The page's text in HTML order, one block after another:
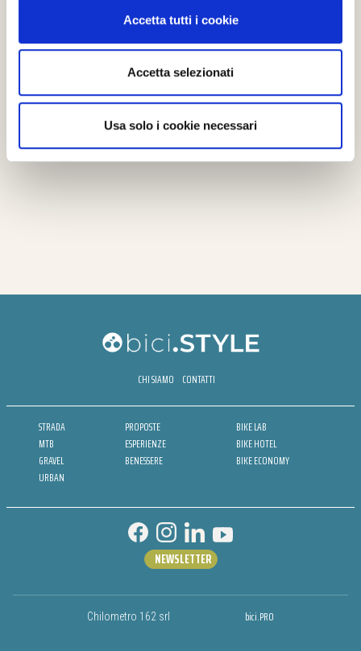
Accetta tutti i cookie
Accetta selezionati
Usa solo i cookie necessari
CHI SIAMO CONTATTI
STRADA
MTB
GRAVEL
URBAN
PROPOSTE
ESPERIENZE
BENESSERE
BIKE LAB
BIKE HOTEL
BIKE ECONOMY
Chilometro 162 srl bici.PRO
NEWSLETTER